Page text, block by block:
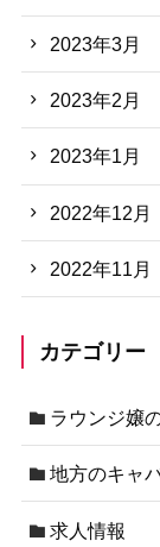
2023年3月
2023年2月
2023年1月
2022年12月
2022年11月
カテゴリー
ラウンジ嬢
地方のキャ
求人情報